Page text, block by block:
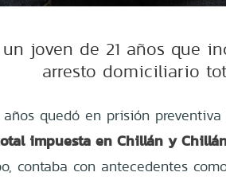
joven de 21 años que
arresto domiciliario
quedó en prisión
impuesta en Chillán y
contaba con antecedentes